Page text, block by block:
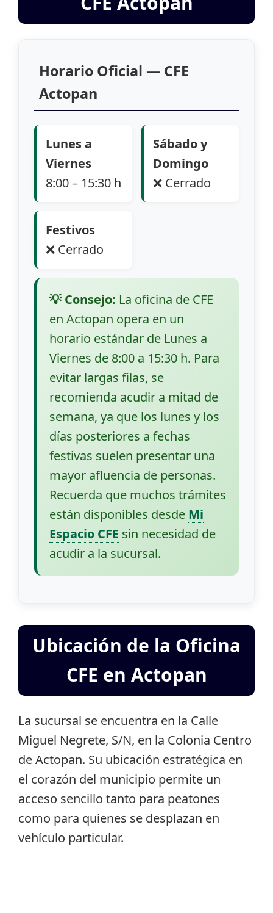
Horario Oficial — CFE
Actopan
Lunes a
Viernes
8:00 – 15:30 h
Sábado y
Domingo
❌ Cerrado
Festivos
❌ Cerrado
💡 Consejo: La oficina de CFE
en Actopan opera en un
horario estándar de Lunes a
Viernes de 8:00 a 15:30 h. Para
evitar largas filas, se
recomienda acudir a mitad de
semana, ya que los lunes y los
días posteriores a fechas
festivas suelen presentar una
mayor afluencia de personas.
Recuerda que muchos trámites
están disponibles desde Mi
Espacio CFE sin necesidad de
acudir a la sucursal.
Ubicación de la Oficina
CFE en Actopan
La sucursal se encuentra en la Calle
Miguel Negrete, S/N, en la Colonia Centro
de Actopan. Su ubicación estratégica en
el corazón del municipio permite un
acceso sencillo tanto para peatones
como para quienes se desplazan en
vehículo particular.